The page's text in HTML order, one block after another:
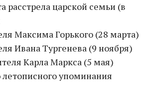
расстрела царской семьи (в
Максима Горького (28 марта)
Ивана Тургенева (9 ноября)
Карла Маркса (5 мая)
летописного упоминания